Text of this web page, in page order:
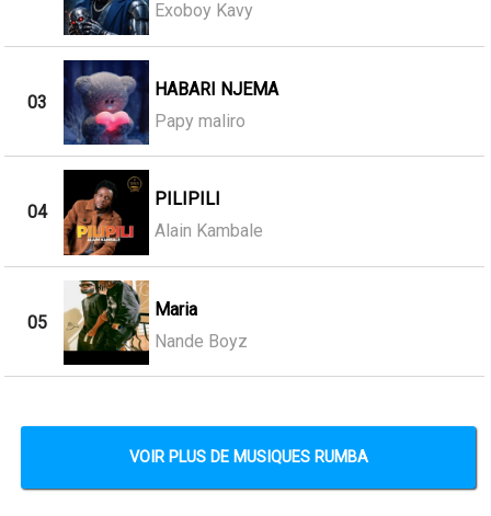
Exoboy Kavy
03
HABARI NJEMA
Papy maliro
04
PILIPILI
Alain Kambale
05
Maria
Nande Boyz
VOIR PLUS DE MUSIQUES RUMBA